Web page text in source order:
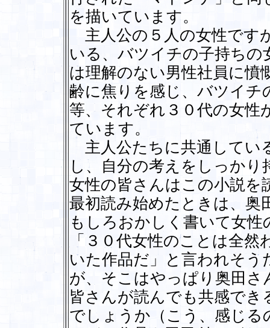
を描いています。
主人公の５人の女性です
いる、バツイチの子持ちの
は理解のない男性社員に憤
齢に焦りを感じ、バツイチ
等、それぞれ３０代の女性
ています。
主人公たちに共通してい
し、自分の考えをしっか
女性の皆さんはこの小説
最初読み始めたときは、奥
もしろおかしく書いて女
「３０代女性のことは全
いた作品だ」と言われそ
が、そこはやっぱり奥田
皆さんが読んでも共感で
でしょうか（こう、感じ